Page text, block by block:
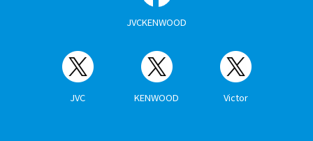
JVCKENWOOD
JVC KENWOOD Victor